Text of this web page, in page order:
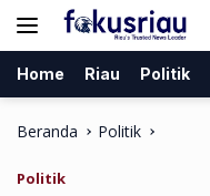
Langsung
Home Riau Politik
Beranda Politik
Politik